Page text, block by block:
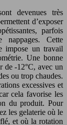
devenues très
d’exposer
parfois
Cette
impose un travail
Une bonne
de -12°C, avec un
ou trop chaudes.
excessives et
cela favorise les
du produit. Pour
les gelaterie où le
et où la rotation